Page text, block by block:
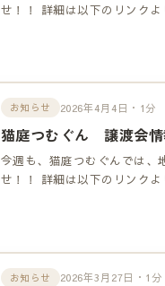
せ！！ 詳細は以下のリンクよ
お知らせ 2026年4月4日・1分
猫庭つむぐん 譲渡会情
今週も、猫庭つむぐんでは、
せ！！ 詳細は以下のリンクよ
お知らせ 2026年3月27日・1分